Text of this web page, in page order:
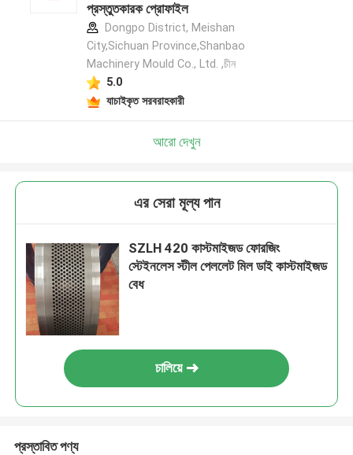
প্রস্তুতকারক প্রোফাইল
Dongpo District, Meishan
City,Sichuan Province,Shanbao
Machinery Mould Co., Ltd. ,চীন
5.0
যাচাইকৃত সরবরাহকারী
আরো দেখুন
এর সেরা মূল্য পান
SZLH 420 কাস্টমাইজড ফোরজিং
স্টেইনলেস স্টীল পেললেট মিল ডাই কাস্টমাইজড
বেধ
চালিয়ে
প্রস্তাবিত পণ্য